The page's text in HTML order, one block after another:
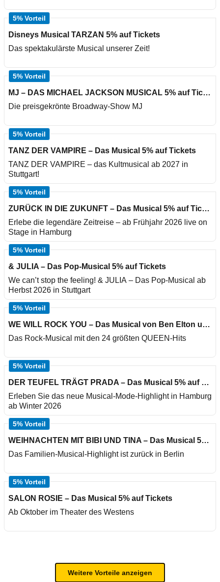
5% Vorteil
Disneys Musical TARZAN 5% auf Tickets
Das spektakulärste Musical unserer Zeit!
5% Vorteil
MJ – DAS MICHAEL JACKSON MUSICAL 5% auf Tickets
Die preisgekrönte Broadway-Show MJ
5% Vorteil
TANZ DER VAMPIRE – Das Musical 5% auf Tickets
TANZ DER VAMPIRE – das Kultmusical ab 2027 in
Stuttgart!
5% Vorteil
ZURÜCK IN DIE ZUKUNFT – Das Musical 5% auf Tickets
Erlebe die legendäre Zeitreise – ab Frühjahr 2026 live on
Stage in Hamburg
5% Vorteil
& JULIA – Das Pop-Musical 5% auf Tickets
We can’t stop the feeling! & JULIA – Das Pop-Musical ab
Herbst 2026 in Stuttgart
5% Vorteil
WE WILL ROCK YOU – Das Musical von Ben Elton und QUEEN 5% auf Tickets
Das Rock-Musical mit den 24 größten QUEEN-Hits
5% Vorteil
DER TEUFEL TRÄGT PRADA – Das Musical 5% auf Tickets
Erleben Sie das neue Musical-Mode-Highlight in Hamburg
ab Winter 2026
5% Vorteil
WEIHNACHTEN MIT BIBI UND TINA – Das Musical 5% auf Tickets
Das Familien-Musical-Highlight ist zurück in Berlin
5% Vorteil
SALON ROSIE – Das Musical 5% auf Tickets
Ab Oktober im Theater des Westens
Weitere Vorteile anzeigen